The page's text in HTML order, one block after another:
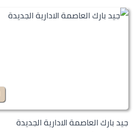
جيد بارك العاصمة الادارية الجديدة